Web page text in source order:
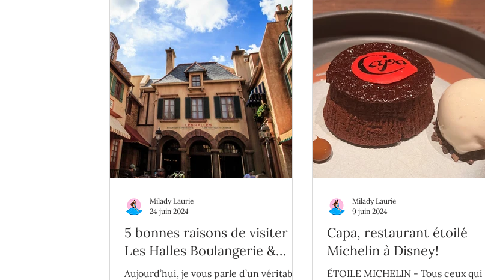
5 bonnes raisons de visiter
Les Halles Boulangerie &
Patisserie
Aujourd’hui, je vous parle d’un véritable
Milady Laurie
24 juin 2024
Capa, restaurant étoilé
Michelin à Disney!
ÉTOILE MICHELIN - Tous ceux qui
Milady Laurie
9 juin 2024